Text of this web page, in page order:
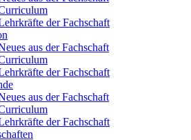
der Fachschaft
aus der Fachschaft
der Fachschaft
aus der Fachschaft
der Fachschaft